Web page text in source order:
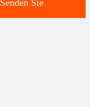
Senden Sie